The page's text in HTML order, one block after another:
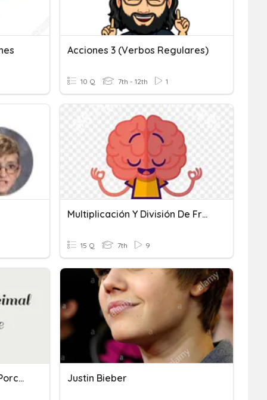
Acciones 3 (verbos Regulares)
10 Q 7th - 12th 1
Multiplicación Y División De Fracciones
15 Q 7th 9
Fracciones, Decimales Y Porcentajes Justin Bieber